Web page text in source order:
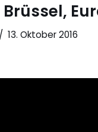
13. Oktober 2016